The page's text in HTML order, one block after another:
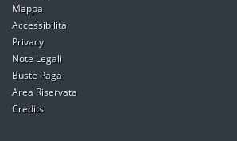
Mappa
Accessibilità
Privacy
Note Legali
Buste Paga
Area Riservata
Credits